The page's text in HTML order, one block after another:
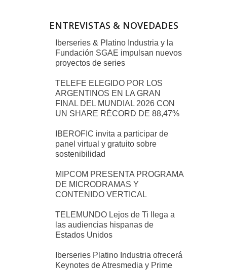
ENTREVISTAS & NOVEDADES
Iberseries & Platino Industria y la
Fundación SGAE impulsan nuevos
proyectos de series
TELEFE ELEGIDO POR LOS
ARGENTINOS EN LA GRAN
FINAL DEL MUNDIAL 2026 CON
UN SHARE RÉCORD DE 88,47%
IBEROFIC invita a participar de
panel virtual y gratuito sobre
sostenibilidad
MIPCOM PRESENTA PROGRAMA
DE MICRODRAMAS Y
CONTENIDO VERTICAL
TELEMUNDO Lejos de Ti llega a
las audiencias hispanas de
Estados Unidos
Iberseries Platino Industria ofrecerá
Keynotes de Atresmedia y Prime